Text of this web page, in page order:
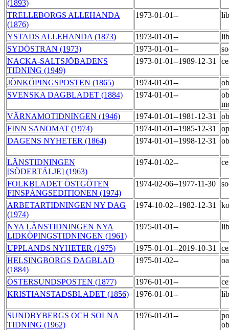
(1893)
TRELLEBORGS ALLEHANDA
(1876)
1973-01-01--
YSTADS ALLEHANDA (1873) 1973-01-01--
SYDÖSTRAN (1973)
1973-01-01--
NACKA-SALTSJÖBADENS
TIDNING (1949)
1973-01-01--1989-12-31
JÖNKÖPINGSPOSTEN (1865) 1974-01-01--
SVENSKA DAGBLADET (1884)
1974-01-01--
VÄRNAMOTIDNINGEN (1946)
1974-01-01--1981-12-31
FINN SANOMAT (1974)
1974-01-01--1985-12-31
DAGENS NYHETER (1864)
1974-01-01--1998-12-31
LÄNSTIDNINGEN
[SÖDERTÄLJE] (1963)
1974-01-02--
FOLKBLADET ÖSTGÖTEN
FINSPÅNGSEDITIONEN (1974)
1974-02-06--1977-11-30
ARBETARTIDNINGEN NY DAG
(1974)
1974-10-02--1982-12-31
NYA LÄNSTIDNINGEN NYA
LIDKÖPINGSTIDNINGEN (1961)
1975-01-01--
UPPLANDS NYHETER (1975) 1975-01-01--2019-10-31
HELSINGBORGS DAGBLAD
(1884)
1975-01-02--
ÖSTERSUNDSPOSTEN (1877) 1976-01-01--
KRISTIANSTADSBLADET (1856)
1976-01-01--
SUNDBYBERGS OCH SOLNA
TIDNING (1962)
1976-01-01--